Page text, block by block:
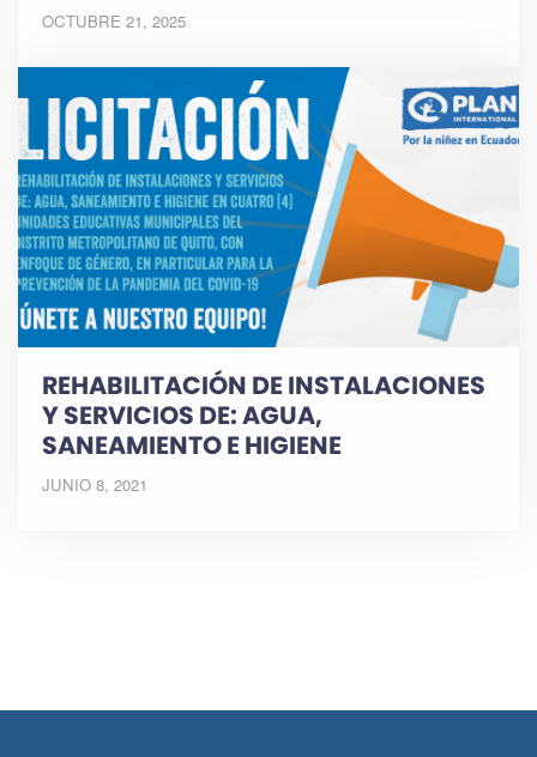
OCTUBRE 21, 2025
REHABILITACIÓN DE INSTALACIONES
Y SERVICIOS DE: AGUA,
SANEAMIENTO E HIGIENE
JUNIO 8, 2021